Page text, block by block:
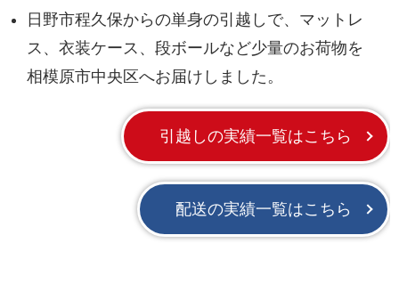
日野市程久保からの単身の引越しで、マットレ
ス、衣装ケース、段ボールなど少量のお荷物を
相模原市中央区へお届けしました。
引越しの実績一覧はこちら
配送の実績一覧はこちら